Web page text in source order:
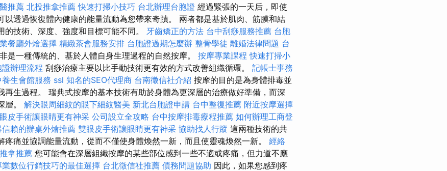
推薦 北投推拿推薦 快速打掃小技巧 台北辦理台胞證 經過緊張的一天后，即使
以透過恢復體內健康的能量流動為您帶來奇蹟。 兩者都是基於肌肉、筋膜和結
的技術、深度、強度和目標可能不同。 牙齒矯正的方法 台中刮痧服務推薦 台胞
餐廳外燴選擇 精緻茶會服務安排 台胞證過期怎麼辦 整骨學徒 離婚法律問題 台
是一種傳統的、基於人體自身生理過程的自然按摩。 按摩專業課程快速打掃小
證辦理流程 刮痧治療主要以比手動技術更有效的方式改善組織循環。 記帳士事務
養生會館服務 ssl 知名的SEO代理商 台南徵信社介紹 按摩的目的是為身體排毒並
再生過程。 瑞典式按摩的基本技術有助於身體為更深層的治療做好準備，而深
層。 解決眼周細紋的眼下細紋醫美 新北台胞證申請 台中整復推薦 附近按摩選擇
皮手術讓眼睛更有神采 公司設立全攻略 台中按摩排毒療程推薦 如何辦理工商登
信賴的辦桌外燴推薦 雙眼皮手術讓眼睛更有神采 協助找人行蹤 這兩種技術的共
疼痛並協調能量流動，從而不僅使身體煥然一新，而且使靈魂煥然一新。 經絡
拿推薦 您可能會在深層組織按摩的某些部位感到一些不適或疼痛，但力道不應
數位行銷技巧的最佳選擇 台北徵信社推薦 債務問題協助 因此，如果您感到疼